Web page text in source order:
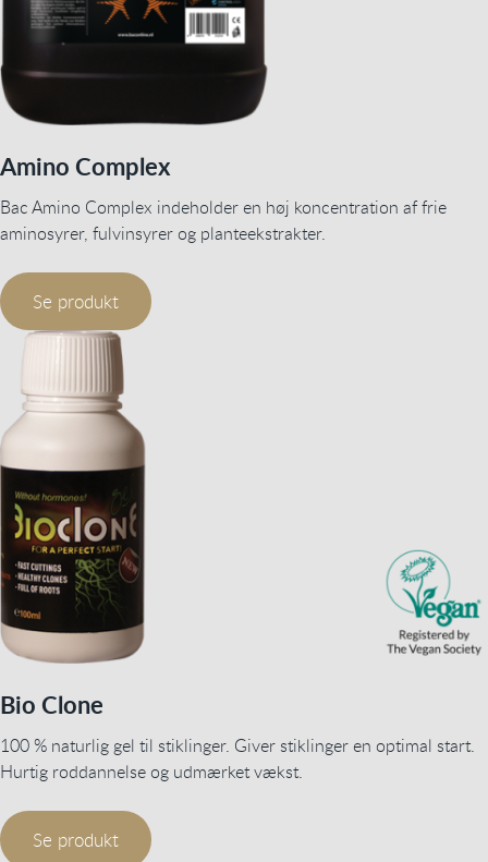
Amino Complex
Bac Amino Complex indeholder en høj koncentration af frie
aminosyrer, fulvinsyrer og planteekstrakter.
Se produkt
Bio Clone
100 % naturlig gel til stiklinger. Giver stiklinger en optimal start.
Hurtig roddannelse og udmærket vækst.
Se produkt